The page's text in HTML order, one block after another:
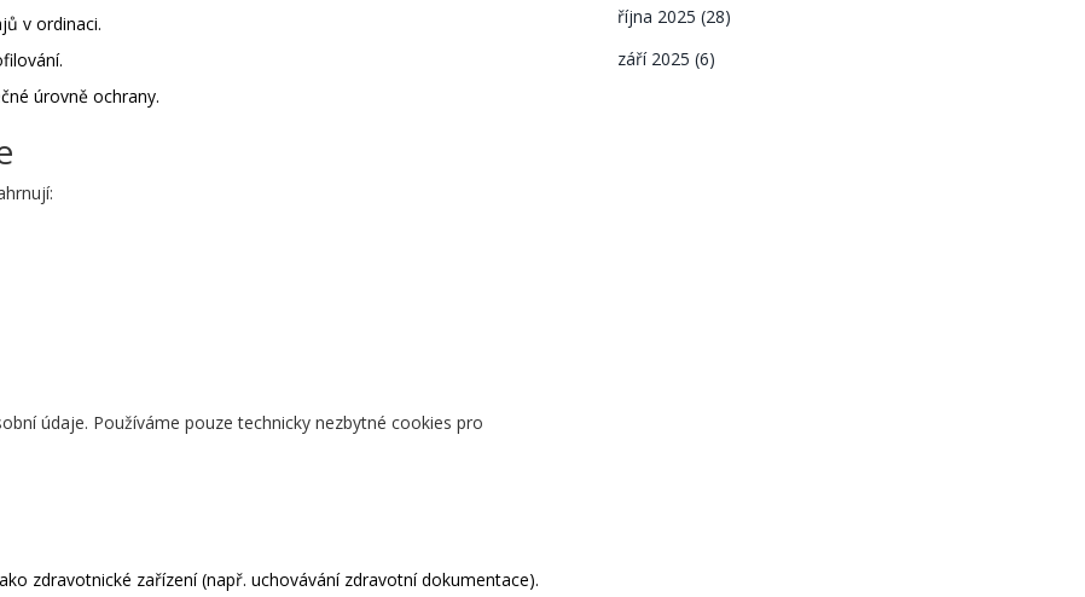
v ordinaci.
úrovně ochrany.
údaje. Používáme pouze technicky nezbytné cookies pro
zdravotnické zařízení (např. uchovávání zdravotní dokumentace).
října 2025 (28)
září 2025 (6)